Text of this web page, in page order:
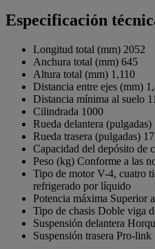
Especificación
Longitud total (mm) 2052
Anchura total (mm) 645
Altura total (mm) 1,110
Distancia entre ejes (mm)
Distancia mínima al suelo
Cilindrada 1000
Rueda delantera (pulgadas)
Rueda trasera (pulgadas) 17
Capacidad del depósito de
Peso (kg) Conforme a las
Tipo de motorV-4, cuatro
refrigerado por líquido
Potencia máxima Superior
Tipo de chasis Doble viga
Suspensión delantera
Suspensión trasera Pro-link